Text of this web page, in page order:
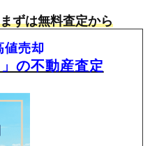
ずは無料査定から
値売却
の不動産査定